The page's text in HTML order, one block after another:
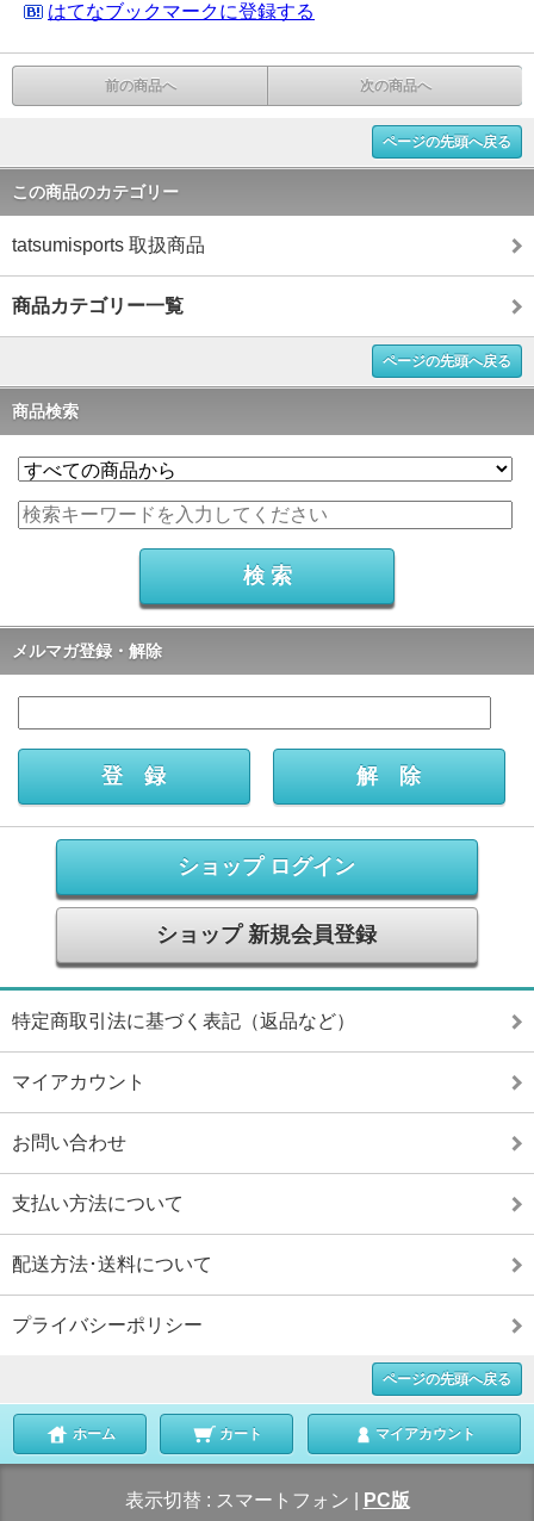
はてなブックマークに登録する
前の商品へ 次の商品へ
ページの先頭へ戻る
この商品のカテゴリー
tatsumisports 取扱商品
商品カテゴリー一覧
ページの先頭へ戻る
商品検索
メルマガ登録・解除
ショップ ログイン
ショップ 新規会員登録
特定商取引法に基づく表記（返品など）
マイアカウント
お問い合わせ
支払い方法について
配送方法･送料について
プライバシーポリシー
ページの先頭へ戻る
ホーム カート マイアカウント
表示切替 : スマートフォン PC版